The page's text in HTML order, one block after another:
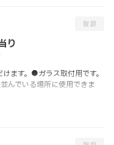
り
ます。●ガラス取付用です。
んでいる場所に使用できま